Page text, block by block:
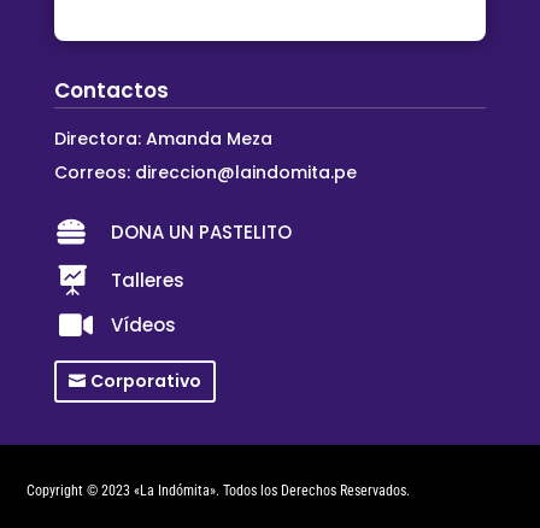
Contactos
Directora: Amanda Meza
Correos: direccion@laindomita.pe
 DONA UN PASTELITO
 Talleres
 Vídeos
Corporativo
Copyright © 2023 «La Indómita». Todos los Derechos Reservados.